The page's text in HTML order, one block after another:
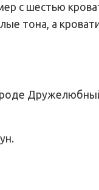
с шестью
тона, а